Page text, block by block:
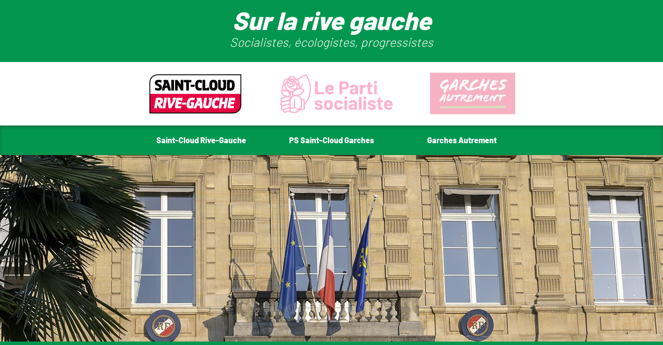
Sur la rive gauche
Socialistes, écologistes, progressistes
Saint-Cloud Rive-Gauche PS Saint-Cloud Garches Garches Autrement